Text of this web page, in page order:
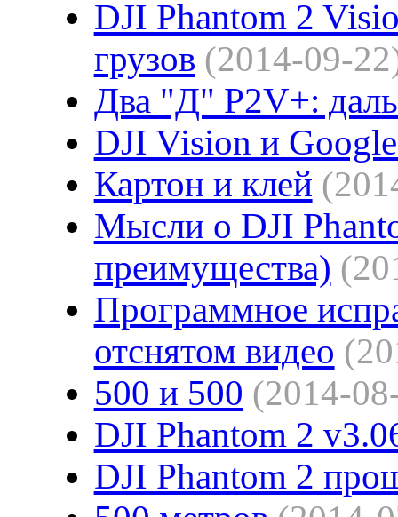
DJI Phantom 2
грузов (2014-09-
Два "Д" P2V+:
DJI Vision и
Картон и клей
Мысли о DJI
преимущества)
Программное
отснятом видео
500 и 500 (2014-
DJI Phantom 2
DJI Phantom 2